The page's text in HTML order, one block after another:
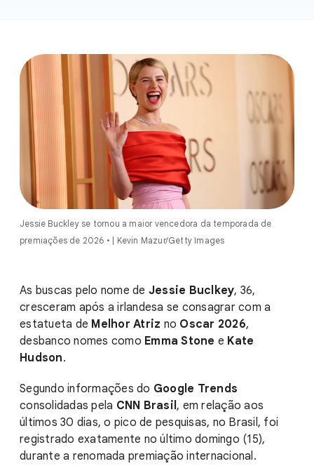
Jessie Buckley se tornou a maior vencedora da temporada de
premiações de 2026 • | Kevin Mazur/Getty Images
As buscas pelo nome de Jessie Buclkey, 36,
cresceram após a irlandesa se consagrar com a
estatueta de Melhor Atriz no Oscar 2026,
desbanco nomes como Emma Stone e Kate
Hudson.
Segundo informações do Google Trends
consolidadas pela CNN Brasil, em relação aos
últimos 30 dias, o pico de pesquisas, no Brasil, foi
registrado exatamente no último domingo (15),
durante a renomada premiação internacional.